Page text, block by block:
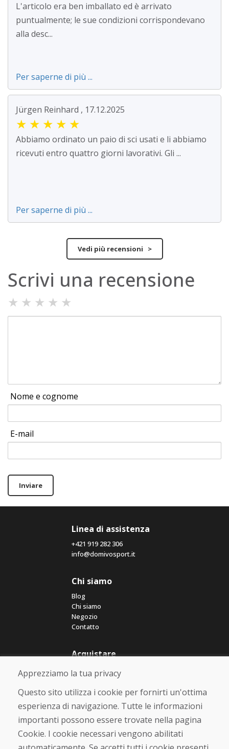
L'articolo era ben imballato ed è arrivato
puntualmente; le sue condizioni corrispondevano
alla desc...
Per saperne di più ...
Jürgen Reinhard , 17.12.2025
★ ★ ★ ★ ★
Abbiamo ordinato un paio di sci usati e li abbiamo
ricevuti entro quattro giorni lavorativi. Gli ...
Per saperne di più ...
Vedi più recensioni >
Scrivi una recensione
★ ★ ★ ★ ★
Nome e cognome
E-mail
Inviare
Linea di assistenza
+421 919 282 306
info@domivosport.it
Chi siamo
Blog
Chi siamo
Negozio
Contatto
Acquistare
Negozio online
Termini e condizioni commerciali
Spedizione e pagamento
Reso e cambio merce
Protezione dei dati personali
Cookies
Apprezziamo la tua privacy
Questo sito utilizza i cookie per fornirti un'ottima
esperienza di navigazione. Tutte le informazioni
importanti possono essere trovate nella pagina
Cookie. I cookie necessari vengono abilitati